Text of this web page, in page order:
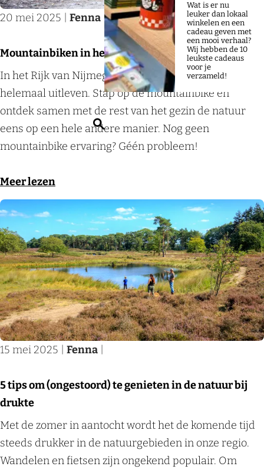
Wat is er nu
leuker dan lokaal
winkelen en een
cadeau geven met
een mooi verhaal?
Wij hebben de 10
leukste cadeaus
voor je
verzameld!
Z
o
n
o
n
h
e
t
R
j
k
v
a
n
N
i
j
m
e
e
n
e
s
p
o
t
s
n
h
e
t
R
i
j
k
v
a
N
m
e
g
Mountainbiken in het Rijk van Nijmegen
20 mei 2025 Fenna |
M
o
u
n
t
i
n
b
i
k
e
n
i
n
h
R
i
j
k
v
In het Rijk van Nijmegen kan de sportieveling zich
helemaal uitleven. Stap op de mountainbike en
ontdek samen met de rest van het gezin de natuur
eens op een hele andere manier. Nog geen
mountainbike ervaring? Géén probleem!
Meer lezeno
v
e
r
M
o
u
n
t
a
k
e
n
5 tips om (ongestoord) te genieten in de natuur bij
drukte
15 mei 2025 Fenna
5
t
i
Met de zomer in aantocht wordt het de komende tijd
steeds drukker in de natuurgebieden in onze regio.
Wandelen en fietsen zijn ongekend populair. Om